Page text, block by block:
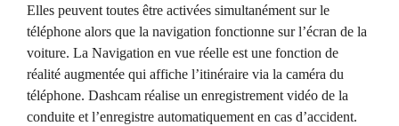
Elles peuvent toutes être activées simultanément sur le
téléphone alors que la navigation fonctionne sur l’écran de la
voiture. La Navigation en vue réelle est une fonction de
réalité augmentée qui affiche l’itinéraire via la caméra du
téléphone. Dashcam réalise un enregistrement vidéo de la
conduite et l’enregistre automatiquement en cas d’accident.